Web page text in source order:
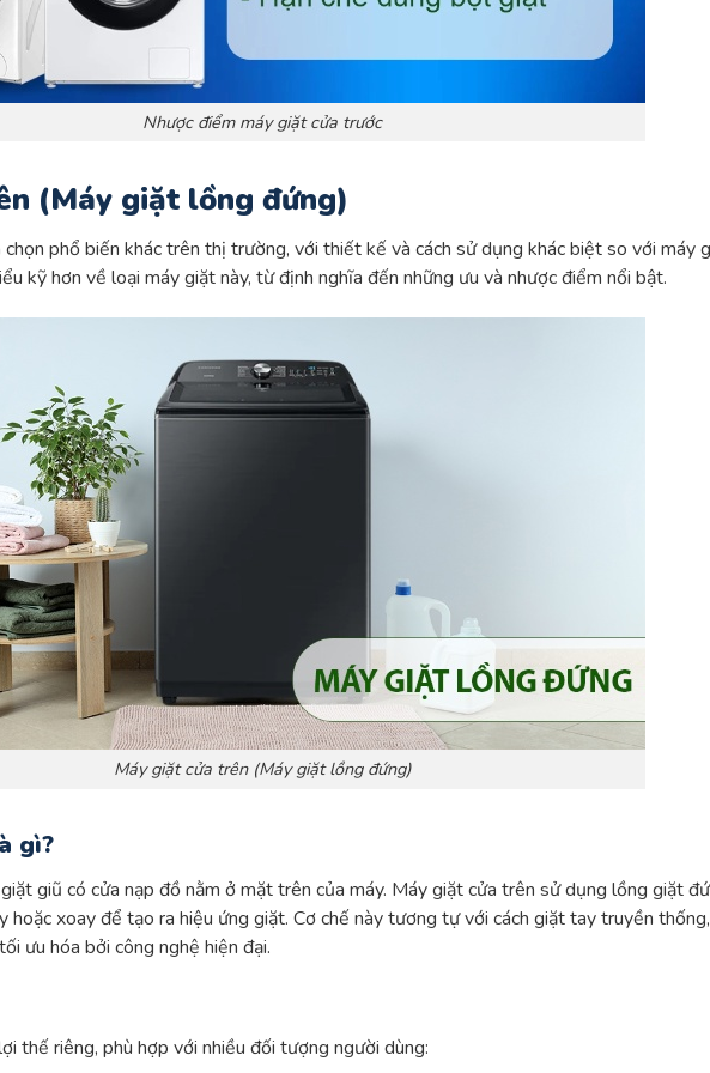
Nhược điểm máy giặt cửa trước
(Máy giặt lồng đứng)
phổ biến khác trên thị trường, với thiết kế và cách sử dụng khác biệt so với máy
kỹ hơn về loại máy giặt này, từ định nghĩa đến những ưu và nhược điểm nổi bật.
Máy giặt cửa trên (Máy giặt lồng đứng)
gì?
giũ có cửa nạp đồ nằm ở mặt trên của máy. Máy giặt cửa trên sử dụng lồng giặt
hoặc xoay để tạo ra hiệu ứng giặt. Cơ chế này tương tự với cách giặt tay truyền thống,
ưu hóa bởi công nghệ hiện đại.
thế riêng, phù hợp với nhiều đối tượng người dùng: